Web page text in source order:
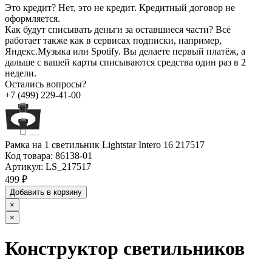
Это кредит? Нет, это не кредит. Кредитный договор не
оформляется.
Как будут списывать деньги за оставшиеся части? Всё
работает также как в сервисах подписки, например,
Яндекс.Музыка или Spotify. Вы делаете первый платёж, а
дальше с вашей карты списываются средства один раз в 2
недели.
Остались вопросы?
+7 (499) 229-41-00
Рамка на 1 светильник Lightstar Intero 16 217517
Код товара: 86138-01
Артикул: LS_217517
499 ₽
Добавить в корзину
×
×
Конструктор светильников